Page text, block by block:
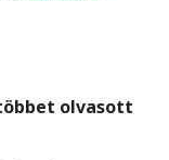
olvasott